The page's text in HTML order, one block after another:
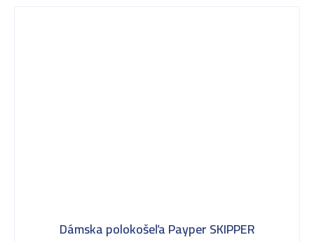
Dámska polokošeľa Payper SKIPPER